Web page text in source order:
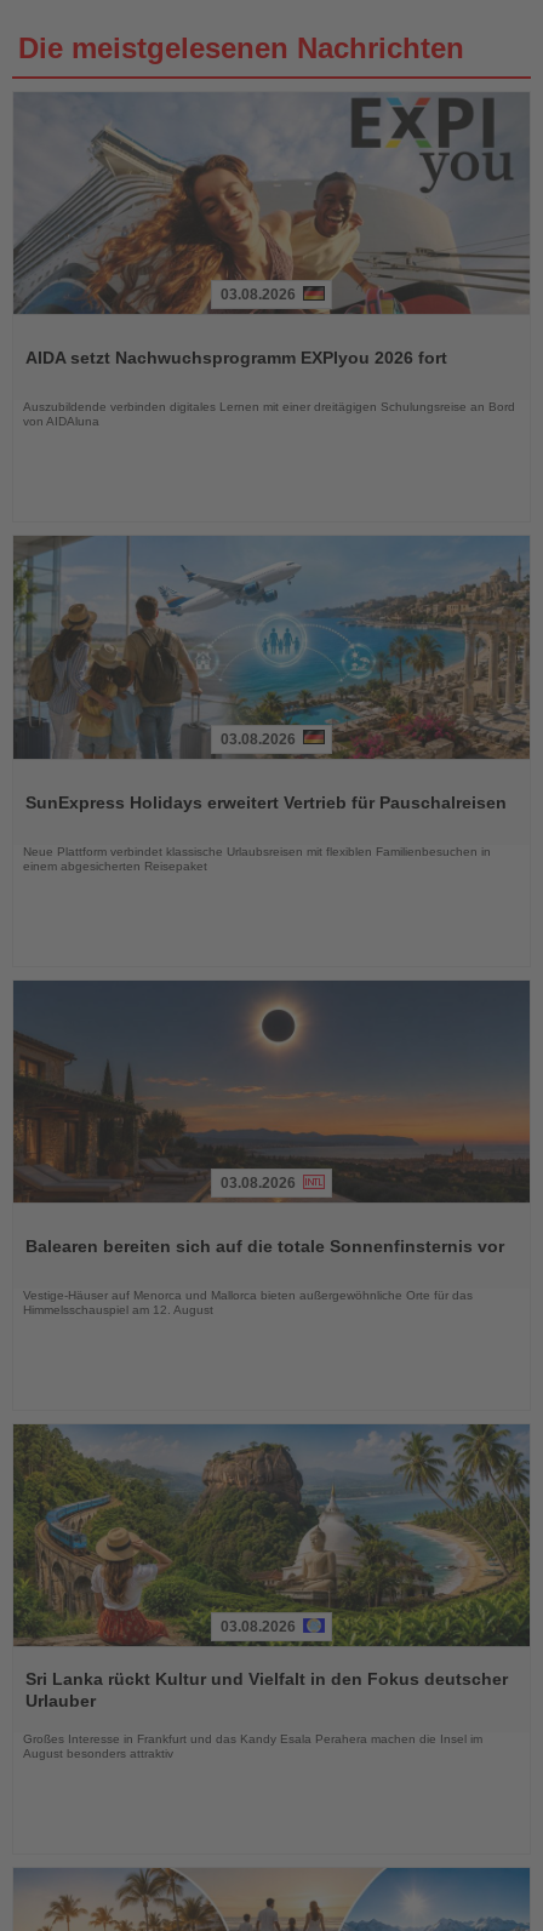
Die meistgelesenen Nachrichten
die
03.08.2026
AIDA setzt Nachwuchsprogramm EXPIyou 2026 fort
Auszubildende verbinden digitales Lernen mit einer dreitägigen Schulungsreise an Bord
von AIDAluna
die
03.08.2026
SunExpress Holidays erweitert Vertrieb für Pauschalreisen
Neue Plattform verbindet klassische Urlaubsreisen mit flexiblen Familienbesuchen in
einem abgesicherten Reisepaket
die
03.08.2026
Balearen bereiten sich auf die totale Sonnenfinsternis vor
Vestige-Häuser auf Menorca und Mallorca bieten außergewöhnliche Orte für das
Himmelsschauspiel am 12. August
Sie
die
03.08.2026
Sri Lanka rückt Kultur und Vielfalt in den Fokus deutscher
Urlauber
Großes Interesse in Frankfurt und das Kandy Esala Perahera machen die Insel im
August besonders attraktiv